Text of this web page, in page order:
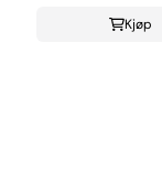
Kjøp